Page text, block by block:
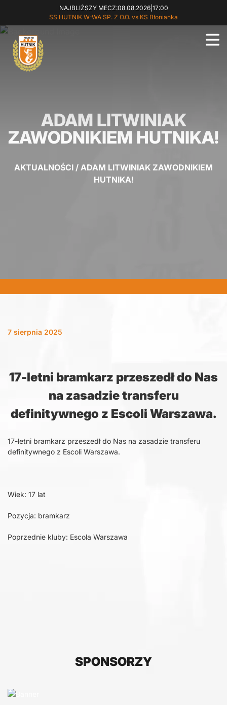
NAJBLIŻSZY MECZ:08.08.2026| 17:00
SS HUTNIK W-WA SP. Z O.O. vs KS Błonianka
ADAM LITWINIAK
ZAWODNIKIEM HUTNIKA!
AKTUALNOŚCI / ADAM LITWINIAK ZAWODNIKIEM
HUTNIKA!
7 sierpnia 2025
17-letni bramkarz przeszedł do Nas
na zasadzie transferu
definitywnego z Escoli Warszawa.
17-letni bramkarz przeszedł do Nas na zasadzie transferu
definitywnego z Escoli Warszawa.
Wiek: 17 lat
Pozycja: bramkarz
Poprzednie kluby: Escola Warszawa
SPONSORZY